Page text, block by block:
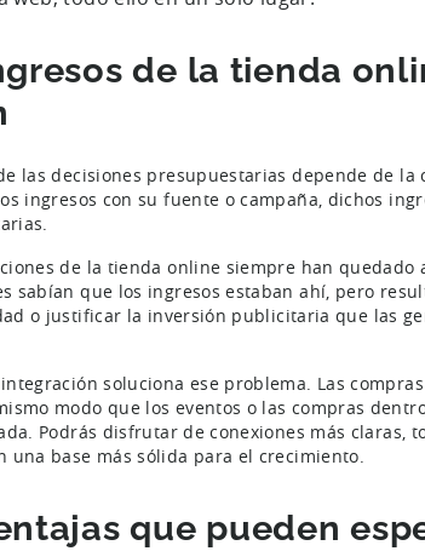
de la tienda
las decisiones presupuestarias depende de
ingresos con su fuente o campaña, dichos
de la tienda online siempre han
sabían que los ingresos estaban ahí, pero
o justificar la inversión publicitaria que las
soluciona ese problema. Las
modo que los eventos o las compras
Podrás disfrutar de conexiones más claras,
una base más sólida para el crecimiento.
que pueden